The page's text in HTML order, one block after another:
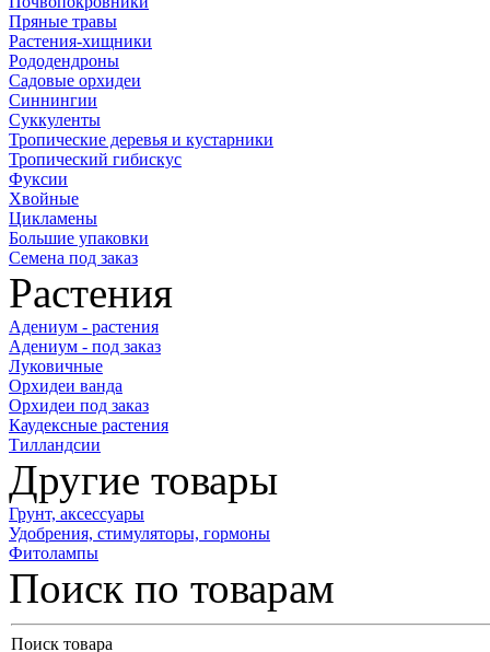
Пряные травы
Растения-хищники
Рододендроны
Садовые орхидеи
Синнингии
Суккуленты
Тропические деревья и кустарники
Тропический гибискус
Фуксии
Хвойные
Цикламены
Большие упаковки
Семена под заказ
Растения
Адениум - растения
Адениум - под заказ
Луковичные
Орхидеи ванда
Орхидеи под заказ
Каудексные растения
Тилландсии
Другие товары
Грунт, аксессуары
Удобрения, стимуляторы, гормоны
Фитолампы
Поиск по товарам
Поиск товара